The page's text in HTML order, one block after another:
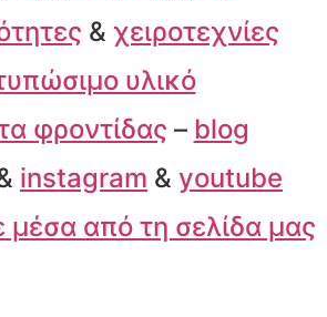
& χειροτεχνίες
υλικό
φροντίδας – blog
instagram & youtube
μέσα από τη σελίδα μας